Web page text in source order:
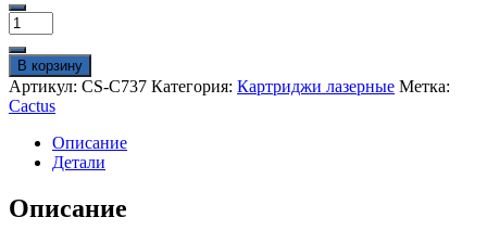
Количество
товара
Картридж
лазерный
CACTUS
(CS-
C737)
В корзину
Артикул: CS-C737 Категория: Картриджи лазерные Метка:
Cactus
Описание
Детали
Описание